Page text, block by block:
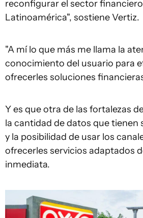
reconfigurar el sector
Latinoamérica", sostiene Vertiz.
"A mí lo que más me llama la
conocimiento del usuario para
ofrecerles soluciones
Y es que otra de las fortalezas
la cantidad de datos que tienen
y la posibilidad de usar los
ofrecerles servicios adaptados
inmediata.